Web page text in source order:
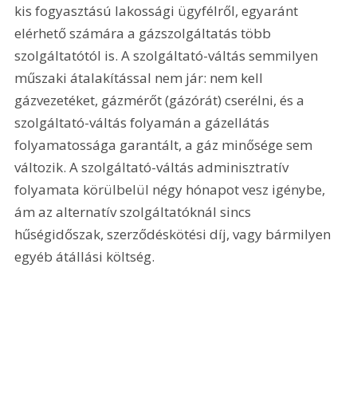
kis fogyasztású lakossági ügyfélről, egyaránt
elérhető számára a gázszolgáltatás több
szolgáltatótól is. A szolgáltató-váltás semmilyen
műszaki átalakítással nem jár: nem kell
gázvezetéket, gázmérőt (gázórát) cserélni, és a
szolgáltató-váltás folyamán a gázellátás
folyamatossága garantált, a gáz minősége sem
változik. A szolgáltató-váltás adminisztratív
folyamata körülbelül négy hónapot vesz igénybe,
ám az alternatív szolgáltatóknál sincs
hűségidőszak, szerződéskötési díj, vagy bármilyen
egyéb átállási költség.